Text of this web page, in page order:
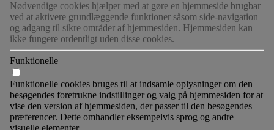
Nødvendige cookies hjælper med at gøre en hjemmeside brugbar
ved at aktivere grundlæggende funktioner såsom side-navigation
og adgang til sikre områder af hjemmesiden. Hjemmesiden kan
ikke fungere ordentligt uden disse cookies.
Funktionelle
Funktionelle cookies bruges til at indsamle oplysninger om den
besøgendes foretrukne indstillinger og valg på hjemmesiden for at
vise den version af hjemmesiden, der passer til den besøgendes
præferencer. Dette omhandler eksempelvis sprog og andre
visuelle elementer.